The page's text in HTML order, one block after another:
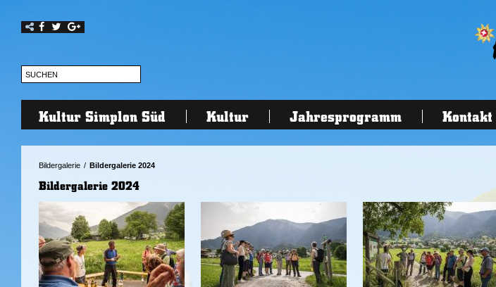
Kultur Simplon Süd Kultur Jahresprogramm Kontakt
Bildergalerie / Bildergalerie 2024
Bildergalerie 2024